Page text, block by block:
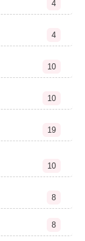
4
4
10
10
19
10
8
8